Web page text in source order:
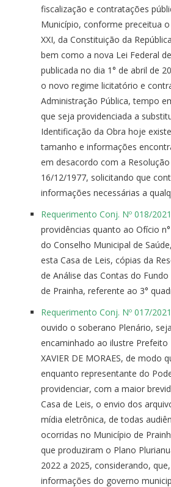
fiscalização e contratações
Município, conforme preceitua
XXI, da Constituição da
bem como a nova Lei Federal
publicada no dia 1° de abril de
o novo regime licitatório e
Administração Pública, tempo
que seja providenciada a
Identificação da Obra hoje
tamanho e informações
em desacordo com a Resolução
16/12/1977, solicitando que
informações necessárias a
Requerimento Conj. Nº 018/2021
providências quanto ao Ofício
do Conselho Municipal de
esta Casa de Leis, cópias da
de Análise das Contas do
de Prainha, referente ao 3°
Requerimento Conj. Nº 017/2021
ouvido o soberano Plenário,
encaminhado ao ilustre Prefeito
XAVIER DE MORAES, de modo
enquanto representante do
providenciar, com a maior
Casa de Leis, o envio dos
mídia eletrônica, de todas
ocorridas no Município de
que produziram o Plano
2022 a 2025, considerando,
informações do governo